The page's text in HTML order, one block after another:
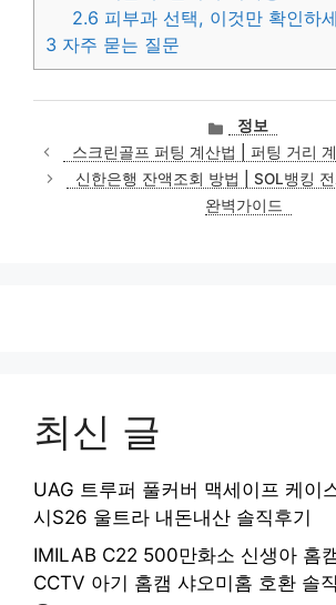
2.6 피부과 선택, 이것만 확인하
3 자주 묻는 질문
카
테
고
리
정보
스크린골프 퍼팅 계산법 | 퍼팅 거리
신한은행 잔액조회 방법 | SOL뱅킹
완벽가이드
최신 글
UAG 트루퍼 풀커버 맥세이프 케이
시S26 울트라 내돈내산 솔직후기
IMILAB C22 500만화소 신생아 홈
CCTV 아기 홈캠 샤오미홈 호환 솔